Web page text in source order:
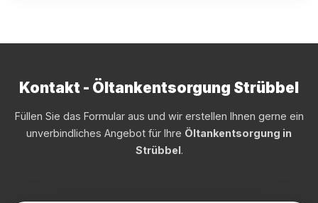
Kontakt - Öltankentsorgung Strübbel
Füllen Sie das Formular aus und wir erstellen Ihnen gerne ein
unverbindliches Angebot für Ihre Öltankentsorgung in
Strübbel.